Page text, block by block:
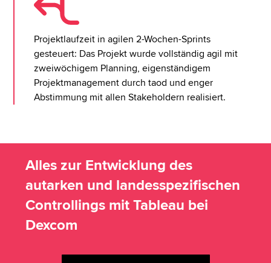
Projektlaufzeit in agilen 2-Wochen-Sprints
gesteuert: Das Projekt wurde vollständig agil mit
zweiwöchigem Planning, eigenständigem
Projektmanagement durch taod und enger
Abstimmung mit allen Stakeholdern realisiert.
Alles zur Entwicklung des
autarken und landesspezifischen
Controllings mit Tableau bei
Dexcom